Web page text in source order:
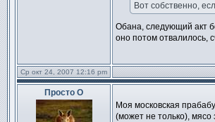
Вот собственно,
Обана, следующий акт
оно потом отвалилось,
Ср окт 24, 2007 12:16 pm
Просто О
Моя московская
(может не только), мясо